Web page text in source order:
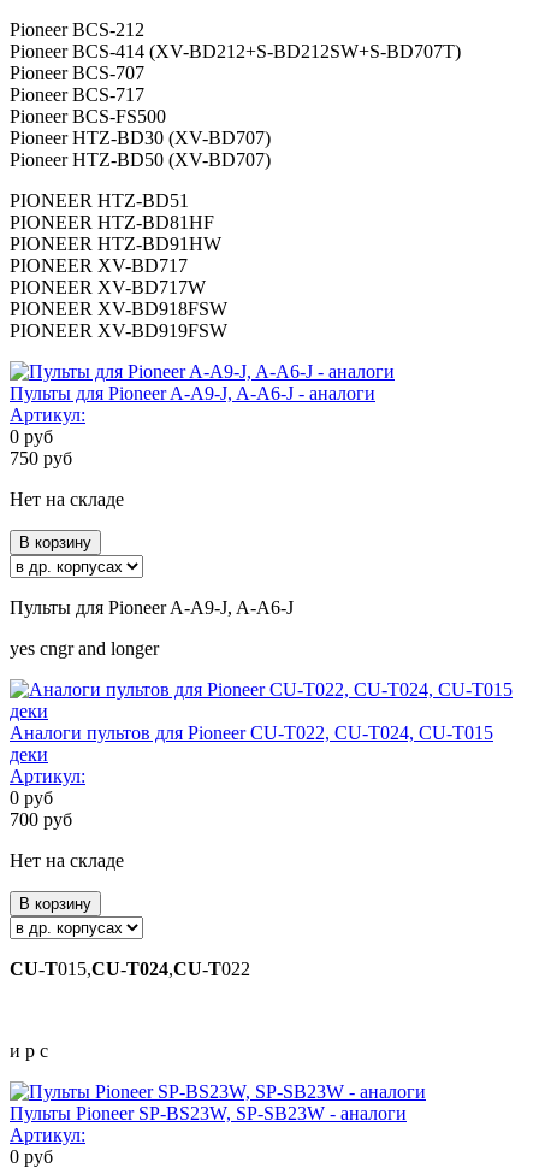
Pioneer BCS-212
Pioneer BCS-414 (XV-BD212+S-BD212SW+S-BD707T)
Pioneer BCS-707
Pioneer BCS-717
Pioneer BCS-FS500
Pioneer HTZ-BD30 (XV-BD707)
Pioneer HTZ-BD50 (XV-BD707)
PIONEER HTZ-BD51
PIONEER HTZ-BD81HF
PIONEER HTZ-BD91HW
PIONEER XV-BD717
PIONEER XV-BD717W
PIONEER XV-BD918FSW
PIONEER XV-BD919FSW
Пульты для Pioneer A-A9-J, A-A6-J - аналоги
Артикул:
0 руб
750 руб
Нет на складе
В корзину
Пульты для Pioneer A-A9-J, A-A6-J
yes cngr and longer
Аналоги пультов для Pioneer CU-T022, CU-T024, CU-T015
деки
Артикул:
0 руб
700 руб
Нет на складе
В корзину
CU-T015,CU-T024,CU-T022
и р с
Пульты Pioneer SP-BS23W, SP-SB23W - аналоги
Артикул:
0 руб